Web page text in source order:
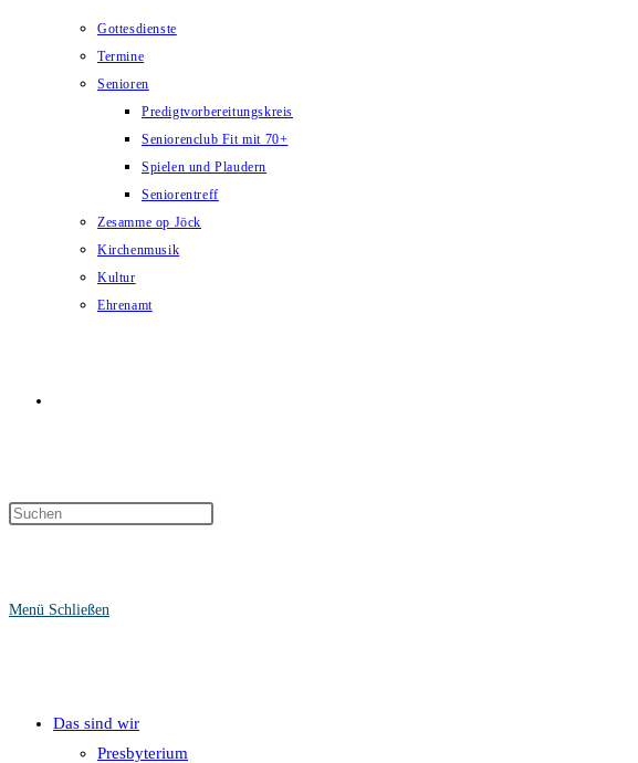
Gottesdienste
Termine
Senioren
Predigtvorbereitungskreis
Seniorenclub Fit mit 70+
Spielen und Plaudern
Seniorentreff
Zesamme op Jöck
Kirchenmusik
Kultur
Ehrenamt
umschalten
Menü Schließen
Das sind wir
Presbyterium